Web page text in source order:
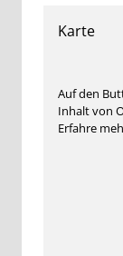
Karte
Auf den
Inhalt von
Erfahre